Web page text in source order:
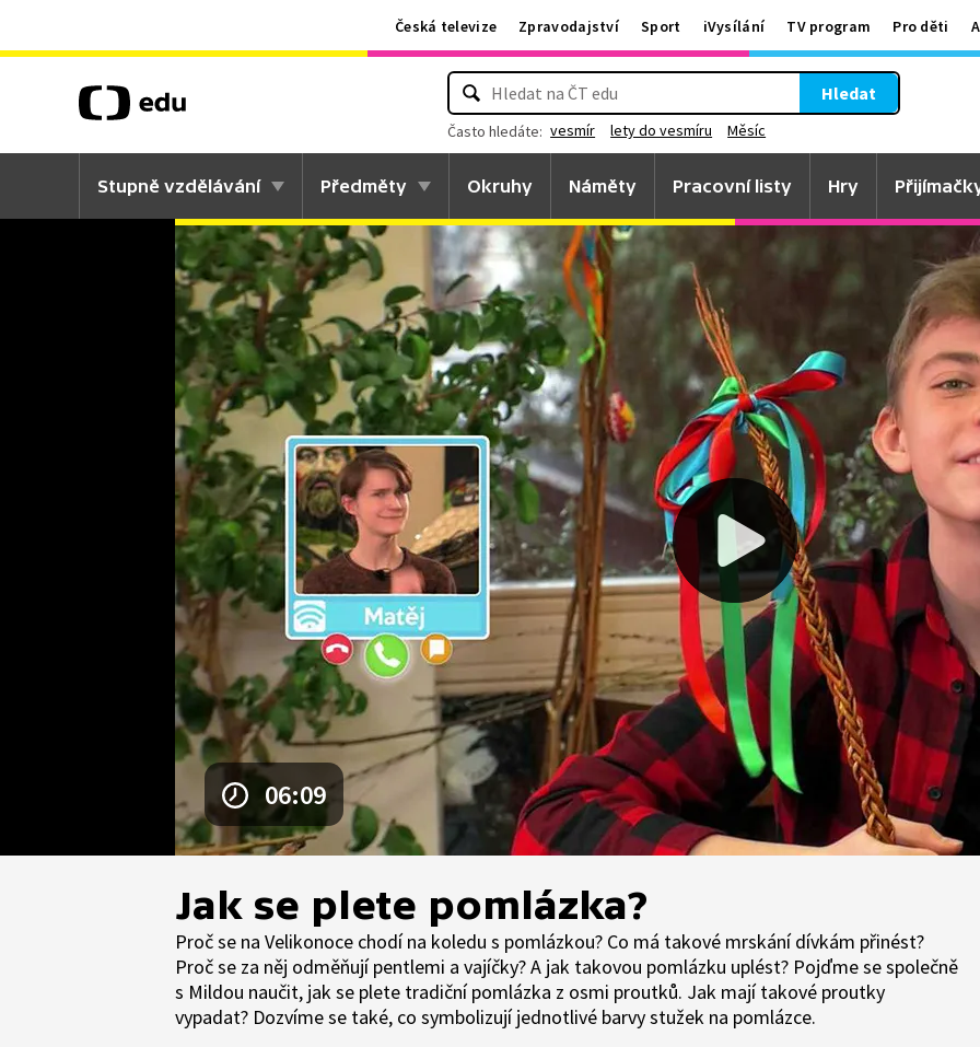
Česká televize Zpravodajství Sport iVysílání TV program Pro děti
Hledat
Často hledáte: vesmír lety do vesmíru Měsíc
Stupně vzdělávání Předměty Okruhy Náměty Pracovní listy Hry
06:09
Jak se plete pomlázka?
Proč se na Velikonoce chodí na koledu s pomlázkou? Co má takové mrskání dívkám přinést?
Proč se za něj odměňují pentlemi a vajíčky? A jak takovou pomlázku uplést? Pojďme se společně
s Mildou naučit, jak se plete tradiční pomlázka z osmi proutků. Jak mají takové proutky
vypadat? Dozvíme se také, co symbolizují jednotlivé barvy stužek na pomlázce.